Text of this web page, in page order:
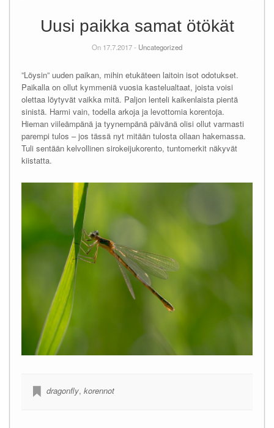
Uusi paikka samat ötökät
On 17.7.2017 - Uncategorized
”Löysin” uuden paikan, mihin etukäteen laitoin isot odotukset.
Paikalla on ollut kymmeniä vuosia kastelualtaat, joista voisi
olettaa löytyvät vaikka mitä. Paljon lenteli kaikenlaista pientä
sinistä. Harmi vain, todella arkoja ja levottomia korentoja.
Hieman viileämpänä ja tyynempänä päivänä olisi ollut varmasti
parempi tulos – jos tässä nyt mitään tulosta ollaan hakemassa.
Tuli sentään kelvollinen sirokeijukorento, tuntomerkit näkyvät
kiistatta.
dragonfly, korennot